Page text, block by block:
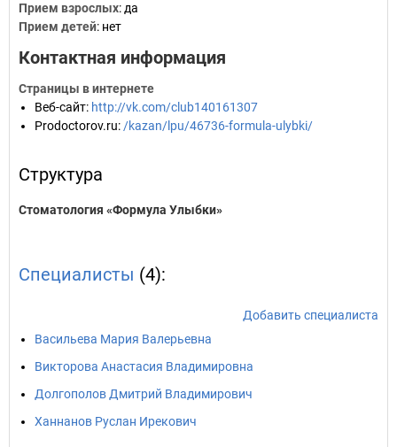
Прием взрослых: да
Прием детей: нет
Контактная информация
Страницы в интернете
Веб-сайт: http://vk.com/club140161307
Prodoctorov.ru: /kazan/lpu/46736-formula-ulybki/
Структура
Стоматология «Формула Улыбки»
Специалисты (4):
Добавить специалиста
Васильева Мария Валерьевна
Викторова Анастасия Владимировна
Долгополов Дмитрий Владимирович
Ханнанов Руслан Ирекович